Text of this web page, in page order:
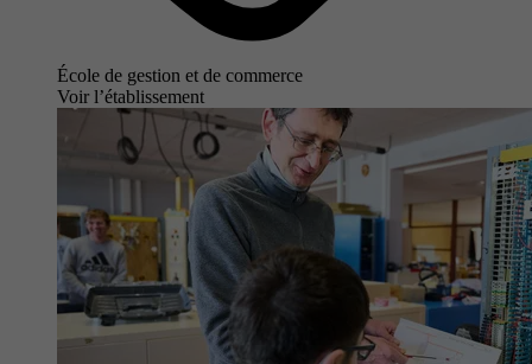
École de gestion et de commerce
Voir l’établissement